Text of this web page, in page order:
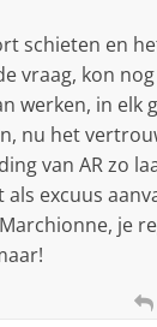
schieten en
vraag, kon
werken, in elk
nu het
van AR zo
als excuus
je